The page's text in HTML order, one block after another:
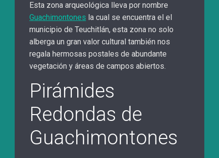
Esta zona arqueológica lleva por nombre
Guachimontones la cual se encuentra el el
municipio de Teuchitlán, esta zona no solo
alberga un gran valor cultural también nos
regala hermosas postales de abundante
vegetación y áreas de campos abiertos.
Pirámides
Redondas de
Guachimontones